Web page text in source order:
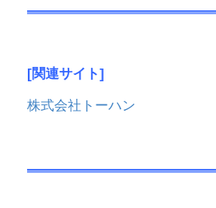
[関連サイト]
株式会社トーハン